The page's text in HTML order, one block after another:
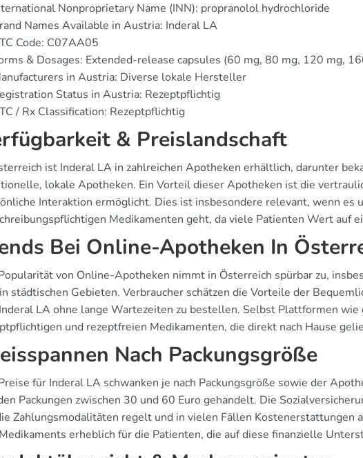
Nonproprietary Name (INN): propranolol hydrochloride
Names Available in Austria: Inderal LA
Code: C07AA05
& Dosages: Extended-release capsules (60 mg, 80 mg, 120 mg,
in Austria: Diverse lokale Hersteller
Status in Austria: Rezeptpflichtig
/ Rx Classification: Rezeptpflichtig
& Preislandschaft
ist Inderal LA in zahlreichen Apotheken erhältlich, darunter
lokale Apotheken. Ein Vorteil dieser Apotheken ist die
Interaktion ermöglicht. Dies ist insbesondere relevant, wenn es
Medikamenten geht, da viele Patienten Wert auf
Bei Online-Apotheken In
von Online-Apotheken nimmt in Österreich spürbar zu,
städtischen Gebieten. Verbraucher schätzen die Vorteile der
LA ohne lange Wartezeiten zu bestellen. Selbst Plattformen
und rezeptfreien Medikamenten, die direkt nach Hause
Nach Packungsgröße
für Inderal LA schwanken je nach Packungsgröße sowie der
Packungen zwischen 30 und 60 Euro gehandelt. Die
Zahlungsmodalitäten regelt und in vielen Fällen Kostenerstattungen
erheblich für die Patienten, die auf diese finanzielle